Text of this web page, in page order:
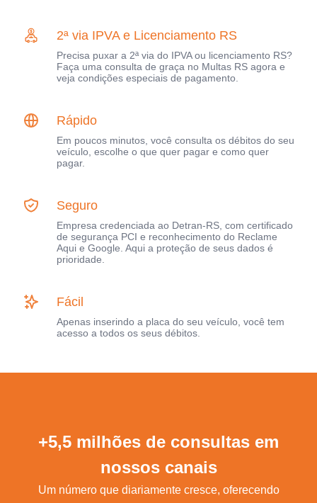
2ª via IPVA e Licenciamento RS
Precisa puxar a 2ª via do IPVA ou licenciamento RS?
Faça uma consulta de graça no Multas RS agora e
veja condições especiais de pagamento.
Rápido
Em poucos minutos, você consulta os débitos do seu
veículo, escolhe o que quer pagar e como quer
pagar.
Seguro
Empresa credenciada ao Detran-RS, com certificado
de segurança PCI e reconhecimento do Reclame
Aqui e Google. Aqui a proteção de seus dados é
prioridade.
Fácil
Apenas inserindo a placa do seu veículo, você tem
acesso a todos os seus débitos.
+5,5 milhões de consultas em
nossos canais
Um número que diariamente cresce, oferecendo